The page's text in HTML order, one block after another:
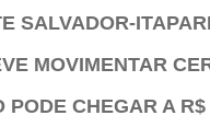
SALVADOR-
MOVIMENTAR
PODE CHEGAR A